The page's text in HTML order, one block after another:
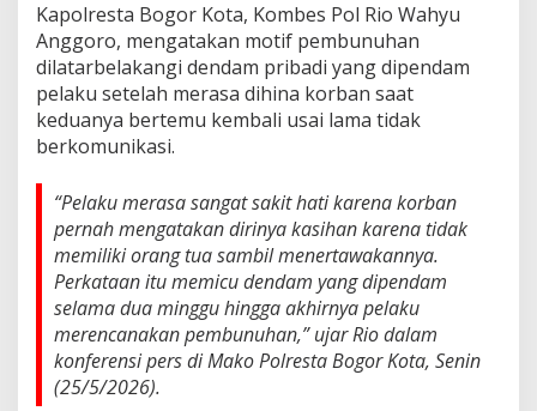
Kapolresta Bogor Kota, Kombes Pol Rio Wahyu
Anggoro, mengatakan motif pembunuhan
dilatarbelakangi dendam pribadi yang dipendam
pelaku setelah merasa dihina korban saat
keduanya bertemu kembali usai lama tidak
berkomunikasi.
“Pelaku merasa sangat sakit hati karena korban
pernah mengatakan dirinya kasihan karena tidak
memiliki orang tua sambil menertawakannya.
Perkataan itu memicu dendam yang dipendam
selama dua minggu hingga akhirnya pelaku
merencanakan pembunuhan,” ujar Rio dalam
konferensi pers di Mako Polresta Bogor Kota, Senin
(25/5/2026).